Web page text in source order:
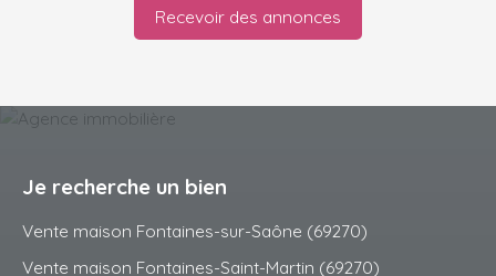
Recevoir des annonces
Je recherche un bien
Vente maison Fontaines-sur-Saône (69270)
Vente maison Fontaines-Saint-Martin (69270)